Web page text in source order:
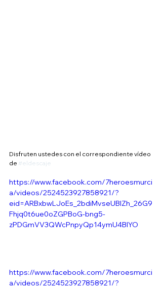
Disfruten ustedes con el correspondiente vídeo
de #eldescaje
https://www.facebook.com/7heroesmurci
a/videos/2524523927858921/?
eid=ARBxbwLJoEs_2bdiMvseUBlZh_26G9
Fhjq0t6ue0oZGPBoG-bng5-
zPDGmVV3QWcPnpyQp14ymU4BIYO
https://www.facebook.com/7heroesmurci
a/videos/2524523927858921/?